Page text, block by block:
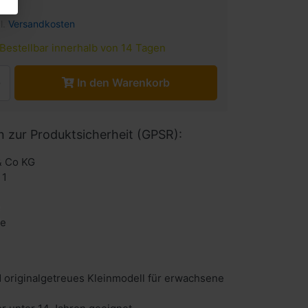
Versandkosten
Bestellbar innerhalb von 14 Tagen
In den Warenkorb
zur Produktsicherheit (GPSR):
Co KG
originalgetreues Kleinmodell für erwachsene